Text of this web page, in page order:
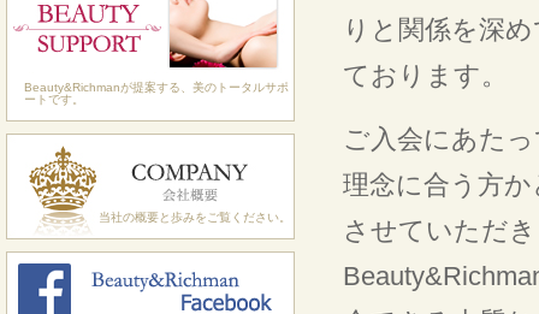
Beauty&Richmanが提案する、美のトータルサポ
ートです。
当社の概要と歩みをご覧ください。
りと関係を深
ております。
ご入会にあた
理念に合う方
させていただ